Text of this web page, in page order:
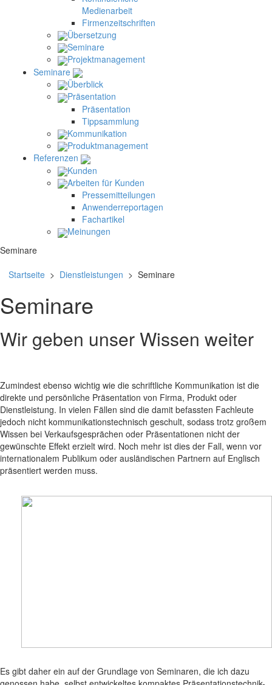
Medienarbeit
Firmenzeitschriften
Übersetzung
Seminare
Projektmanagement
Seminare
Überblick
Präsentation
Präsentation
Tippsammlung
Kommunikation
Produktmanagement
Referenzen
Kunden
Arbeiten für Kunden
Pressemitteilungen
Anwenderreportagen
Fachartikel
Meinungen
Seminare
Startseite > Dienstleistungen > Seminare
Seminare
Wir geben unser Wissen weiter
Zumindest ebenso wichtig wie die schriftliche Kommunikation ist die
direkte und persönliche Präsentation von Firma, Produkt oder
Dienstleistung. In vielen Fällen sind die damit befassten Fachleute
jedoch nicht kommunikationstechnisch geschult, sodass trotz großem
Wissen bei Verkaufsgesprächen oder Präsentationen nicht der
gewünschte Effekt erzielt wird. Noch mehr ist dies der Fall, wenn vor
internationalem Publikum oder ausländischen Partnern auf Englisch
präsentiert werden muss.
Es gibt daher ein auf der Grundlage von Seminaren, die ich dazu